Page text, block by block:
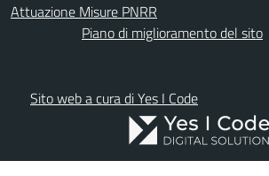
Attuazione Misure PNRR
Piano di miglioramento del sito
Sito web a cura di Yes I Code